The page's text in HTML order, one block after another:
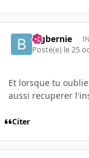
bigbernie
Posté(e) le 25
Et lorsque tu
aussi recuperer
Citer